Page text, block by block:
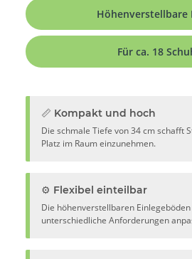
Höhenverstellbare
Für ca. 18
📏 Kompakt und hoch
Die schmale Tiefe von 34 cm schafft
Platz im Raum einzunehmen.
⚙️ Flexibel einteilbar
Die höhenverstellbaren
unterschiedliche Anforderungen